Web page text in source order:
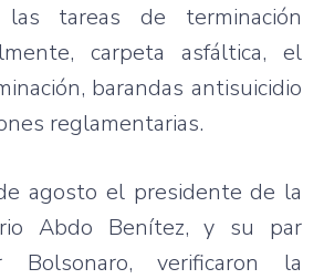
tareas de terminación
carpeta asfáltica, el
barandas antisuicidio
reglamentarias.
agosto el presidente de la
Abdo Benítez, y su par
Bolsonaro, verificaron la